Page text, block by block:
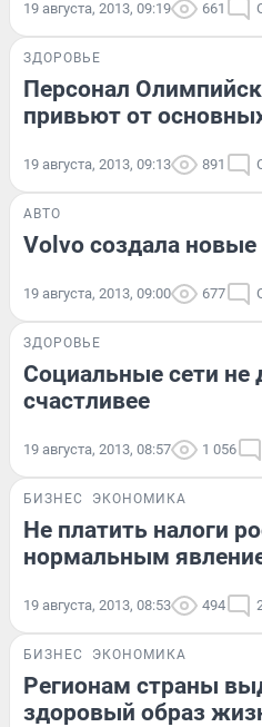
19 августа, 2013, 09:19 661
ЗДОРОВЬЕ
Персонал
привьют от
19 августа, 2013, 09:13 891
АВТО
Volvo создала
19 августа, 2013, 09:00 677
ЗДОРОВЬЕ
Социальные сети не
счастливее
19 августа, 2013, 08:57 1 056
БИЗНЕС ЭКОНОМИКА
Не платить налоги
нормальным
19 августа, 2013, 08:53 494
БИЗНЕС ЭКОНОМИКА
Регионам страны
здоровый образ